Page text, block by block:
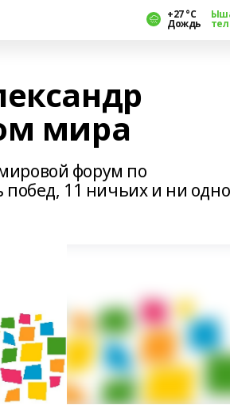
+27 °С
Дождь
мира
форум по
11 ничьих и ни